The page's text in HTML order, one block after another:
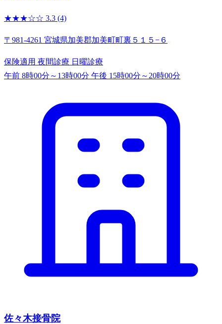
★★★☆☆ 3.3 (4)
〒981-4261 宮城県加美郡加美町町裏５１５−６
保険適用 夜間診療 日曜診療
午前 8時00分～13時00分 午後 15時00分～20時00分
佐々木接骨院